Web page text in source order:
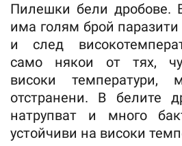
Пилешки бели дробове.
има голям брой
и след
само някои от тях,
високи температури,
отстранени. В белите
натрупват и много
устойчиви на високи